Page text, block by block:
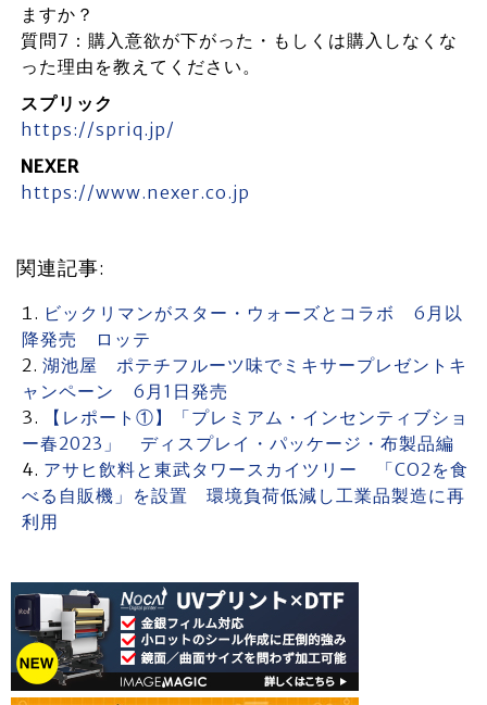
ますか？
質問7：購入意欲が下がった・もしくは購入しなくな
った理由を教えてください。
スプリック
https://spriq.jp/
NEXER
https://www.nexer.co.jp
関連記事:
ビックリマンがスター・ウォーズとコラボ 6月以
降発売 ロッテ
湖池屋 ポテチフルーツ味でミキサープレゼントキ
ャンペーン 6月1日発売
【レポート①】「プレミアム・インセンティブショ
ー春2023」 ディスプレイ・パッケージ・布製品編
アサヒ飲料と東武タワースカイツリー 「CO2を食
べる自販機」を設置 環境負荷低減し工業品製造に再
利用